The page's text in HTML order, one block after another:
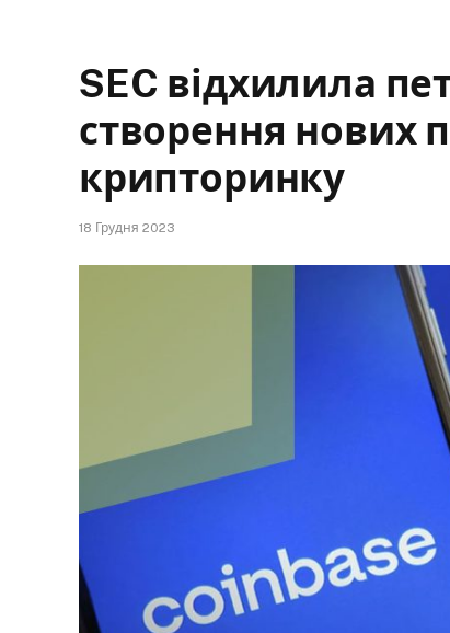
SEC відхилила
створення нових
крипторинку
18 Грудня 2023